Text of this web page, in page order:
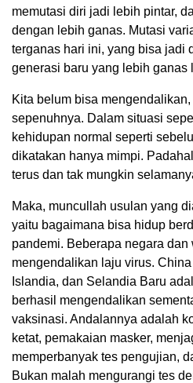
memutasi diri jadi lebih pintar,
dengan lebih ganas. Mutasi
terganas hari ini, yang bisa jadi
generasi baru yang lebih ganas
Kita belum bisa
sepenuhnya. Dalam situasi
kehidupan normal seperti
dikatakan hanya mimpi.
terus dan tak mungkin
Maka, muncullah usulan yang
yaitu bagaimana bisa hidup
pandemi. Beberapa negara dan
mengendalikan laju virus.
Islandia, dan Selandia Baru
berhasil mengendalikan
vaksinasi. Andalannya adalah
ketat, pemakaian masker,
memperbanyak tes pengujian,
Bukan malah mengurangi tes